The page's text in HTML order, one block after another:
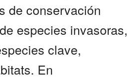
de conservación
especies invasoras,
clave,
En